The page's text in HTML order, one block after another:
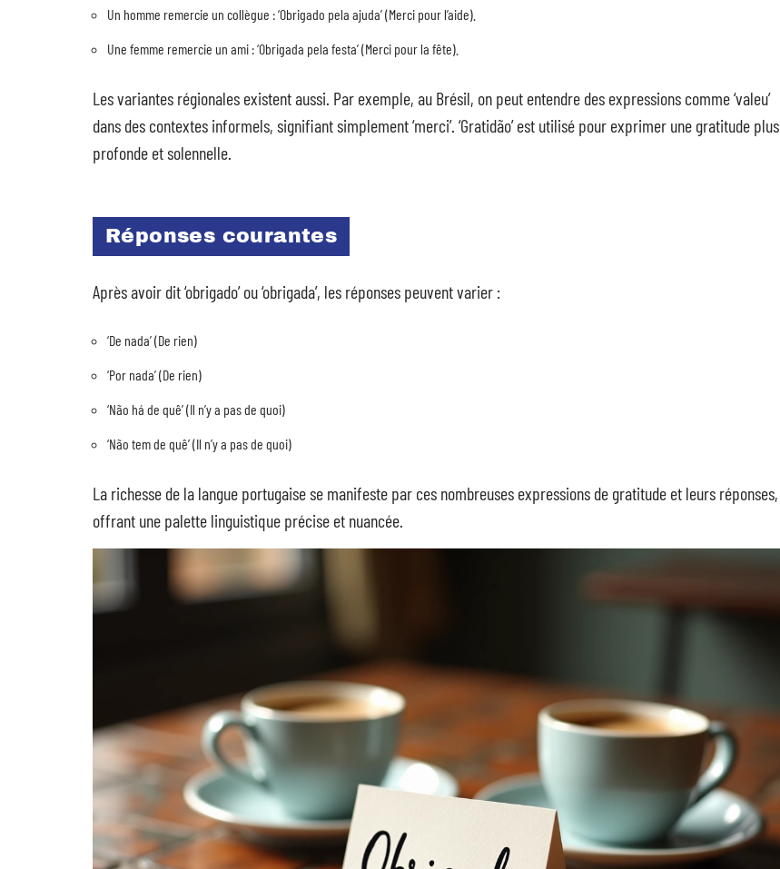
Un homme remercie un collègue : ‘Obrigado pela ajuda’ (Merci pour l’aide).
Une femme remercie un ami : ‘Obrigada pela festa’ (Merci pour la fête).
Les variantes régionales existent aussi. Par exemple, au Brésil, on peut entendre des expressions comme ‘valeu’
dans des contextes informels, signifiant simplement ‘merci’. ‘Gratidão’ est utilisé pour exprimer une gratitude plus
profonde et solennelle.
Réponses courantes
Après avoir dit ‘obrigado’ ou ‘obrigada’, les réponses peuvent varier :
‘De nada’ (De rien)
‘Por nada’ (De rien)
‘Não há de quê’ (Il n’y a pas de quoi)
‘Não tem de quê’ (Il n’y a pas de quoi)
La richesse de la langue portugaise se manifeste par ces nombreuses expressions de gratitude et leurs réponses,
offrant une palette linguistique précise et nuancée.